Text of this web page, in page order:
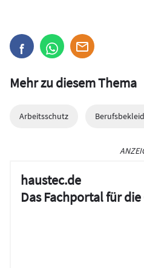
Mehr zu diesem Thema
Arbeitsschutz
haustec.de
Das Fachportal für